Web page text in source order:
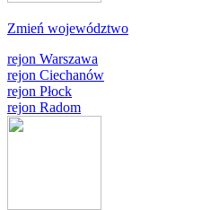
Zmień województwo
rejon Warszawa
rejon Ciechanów
rejon Płock
rejon Radom